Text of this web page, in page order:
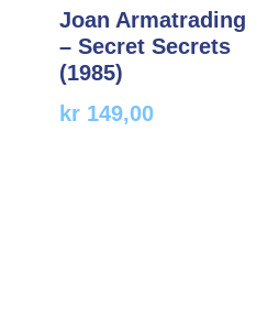
Joan Armatrading
– Secret Secrets
(1985)
kr 149,00